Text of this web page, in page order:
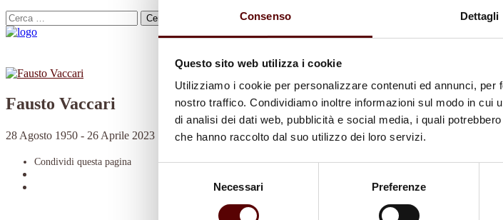
Consenso Dettagli
Questo sito web utilizza i cookie
Utilizziamo i cookie per personalizzare contenuti ed annunci,
nostro traffico. Condividiamo inoltre informazioni sul modo in
di analisi dei dati web, pubblicità e social media, i quali
che hanno raccolto dal suo utilizzo dei loro servizi.
Necessari Preferenze
Cerca
per:
Fausto Vaccari
28 Agosto 1950 - 26 Aprile 2023
Condividi questa pagina